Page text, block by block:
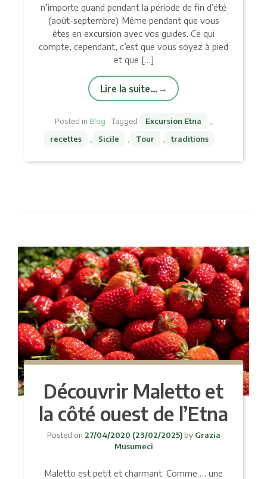
n’importe quand pendant la période de fin d’été
(août-septembre). Même pendant que vous
êtes en excursion avec vos guides. Ce qui
compte, cependant, c’est que vous soyez à pied
et que […]
Lire la suite…
Posted in Blog Tagged Excursion Etna
recettes
Sicile Tour traditions
Découvrir Maletto et
la côté ouest de l’Etna
Posted on 27/04/2020 (23/02/2025) byGrazia
Musumeci
Maletto est petit et charmant. Comme … une